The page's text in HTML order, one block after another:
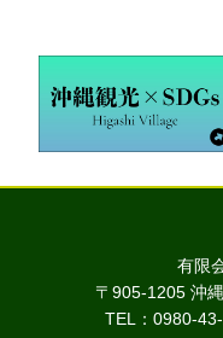
有限
〒905-1205 沖
TEL：0980-